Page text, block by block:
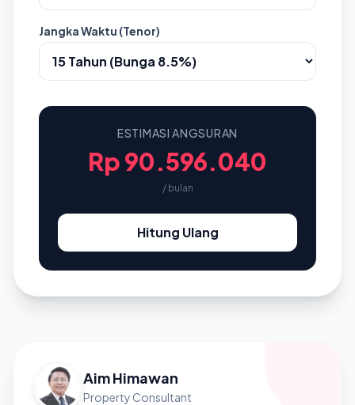
Jangka Waktu (Tenor)
ESTIMASI ANGSURAN
Rp 90.596.040
/ bulan
Hitung Ulang
Aim Himawan
Property Consultant